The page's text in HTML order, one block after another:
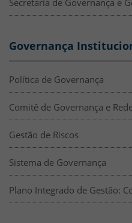
Secretaria de Governança e
Governança
Política de Governança
Comitê de Governança e
Gestão de Riscos
Sistema de Governança
Plano Integrado de Gestão: